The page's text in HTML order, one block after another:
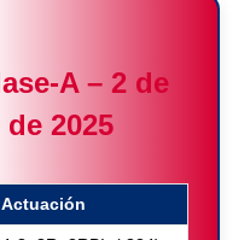
A – 2 de
2025
Actuación